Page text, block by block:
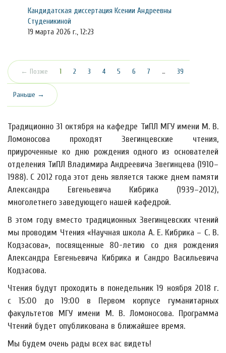
Кандидатская диссертация Ксении Андреевны
Студеникиной
19 марта 2026 г., 12:23
← Позже 1 (текущая)
2 3 4 5 6 7 … 39
Раньше →
Традиционно 31 октября на кафедре ТиПЛ МГУ имени М. В.
Ломоносова проходят Звегинцевские чтения,
приуроченные ко дню рождения одного из основателей
отделения ТиПЛ Владимира Андреевича Звегинцева (1910–
1988). С 2012 года этот день является также днем памяти
Александра Евгеньевича Кибрика (1939–2012),
многолетнего заведующего нашей кафедрой.
В этом году вместо традиционных Звегинцевских чтений
мы проводим Чтения «Научная школа А. Е. Кибрика – С. В.
Кодзасова», посвященные 80-летию со дня рождения
Александра Евгеньевича Кибрика и Сандро Васильевича
Кодзасова.
Чтения будут проходить в понедельник 19 ноября 2018 г.
с 15:00 до 19:00 в Первом корпусе гуманитарных
факультетов МГУ имени М. В. Ломоносова. Программа
Чтений будет опубликована в ближайшее время.
Мы будем очень рады всех вас видеть!